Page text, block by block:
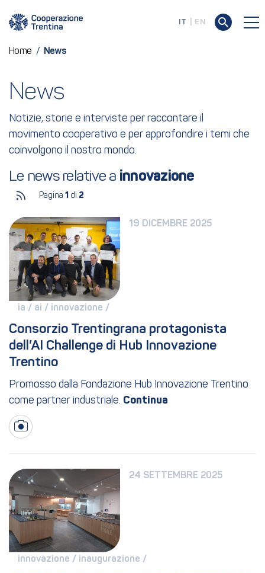
IT EN
Home / News
News
Notizie, storie e interviste per raccontare il
movimento cooperativo e per approfondire i temi che
coinvolgono il nostro mondo.
Le news relative a innovazione
Pagina 1 di 2
19 DICEMBRE 2025
ia / ai / innovazione /
Consorzio Trentingrana protagonista
dell’AI Challenge di Hub Innovazione
Trentino
Promosso dalla Fondazione Hub Innovazione Trentino
come partner industriale.
24 SETTEMBRE 2025
innovazione / inaugurazione /